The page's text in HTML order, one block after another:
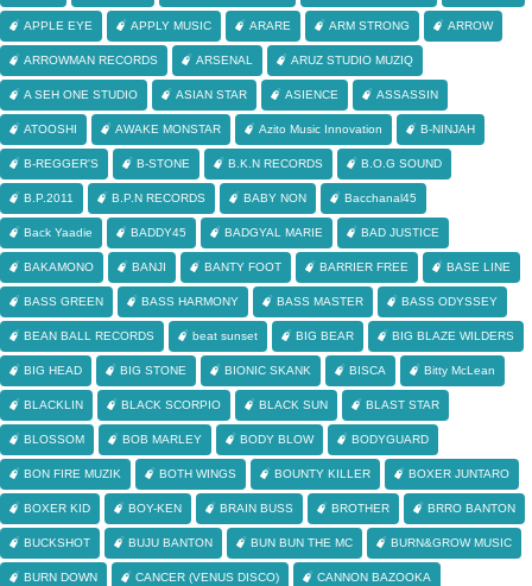
APPLE EYE APPLY MUSIC ARARE ARM STRONG ARROW
ARROWMAN RECORDS ARSENAL ARUZ STUDIO MUZIQ
A SEH ONE STUDIO ASIAN STAR ASIENCE ASSASSIN
ATOOSHI AWAKE MONSTAR Azito Music Innovation B-NINJAH
B-REGGER'S B-STONE B.K.N RECORDS B.O.G SOUND
B.P.2011 B.P.N RECORDS BABY NON Bacchanal45
Back Yaadie BADDY45 BADGYAL MARIE BAD JUSTICE
BAKAMONO BANJI BANTY FOOT BARRIER FREE BASE LINE
BASS GREEN BASS HARMONY BASS MASTER BASS ODYSSEY
BEAN BALL RECORDS beat sunset BIG BEAR BIG BLAZE WILDERS
BIG HEAD BIG STONE BIONIC SKANK BISCA Bitty McLean
BLACKLIN BLACK SCORPIO BLACK SUN BLAST STAR
BLOSSOM BOB MARLEY BODY BLOW BODYGUARD
BON FIRE MUZIK BOTH WINGS BOUNTY KILLER BOXER JUNTARO
BOXER KID BOY-KEN BRAIN BUSS BROTHER BRRO BANTON
BUCKSHOT BUJU BANTON BUN BUN THE MC BURN&GROW MUSIC
BURN DOWN CANCER (VENUS DISCO) CANNON BAZOOKA